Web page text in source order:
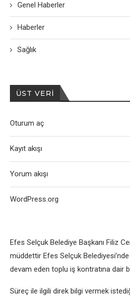
Efes Selçuk Belediye Başkanı Filiz
müddettir Efes Selçuk Belediyesi’nde
devam eden toplu iş kontratına dair
Süreç ile ilgili direk bilgi vermek
Genel Haberler
Haberler
Sağlık
ÜST VERI
Oturum aç
Kayıt akışı
Yorum akışı
WordPress.org